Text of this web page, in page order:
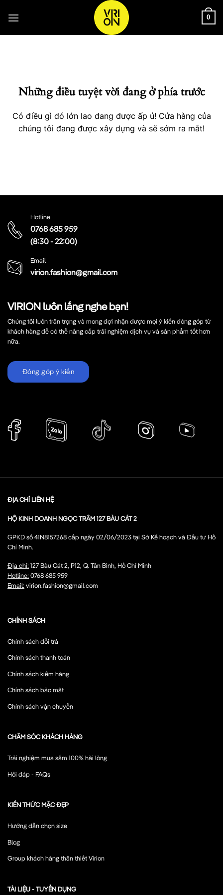
qua
0
Những điều tuyệt vời đang ở phía trước
Có điều gì đó lớn lao đang được ấp ủ! Cửa hàng của
chúng tôi đang được xây dựng và sẽ sớm ra mắt!
VIRION luôn lắng nghe bạn!
Chúng tôi luôn trân trọng và mong đợi nhận được mọi ý kiến đóng góp từ
khách hàng để có thể nâng cấp trải nghiệm dịch vụ và sản phẩm tốt hơn
nữa.
Đóng góp ý kiến
Hotline
0768 685 959
(8:30 - 22:00)
Email
virion.fashion@gmail.com
ĐỊA CHỈ LIÊN HỆ
HỘ KINH DOANH NGỌC TRÂM 127 BÀU CÁT 2
GPKD số 41N8157268 cấp ngày 02/06/2023 tại Sở Kế hoạch và Đầu tư Hồ
Chí Minh.
Địa chỉ:127 Bàu Cát 2, P12, Q. Tân Bình, Hồ Chí Minh
Hotline:0768 685 959
Email:virion.fashion@gmail.com
CHÍNH SÁCH
Chính sách đổi trả
Chính sách thanh toán
Chính sách kiểm hàng
Chính sách bảo mật
Chính sách vận chuyển
CHĂM SÓC KHÁCH HÀNG
Trải nghiệm mua sắm 100% hài lòng
Hỏi đáp - FAQs
KIẾN THỨC MẶC ĐẸP
Hướng dẫn chọn size
Blog
Group khách hàng thân thiết Virion
TÀI LIỆU - TUYỂN DỤNG